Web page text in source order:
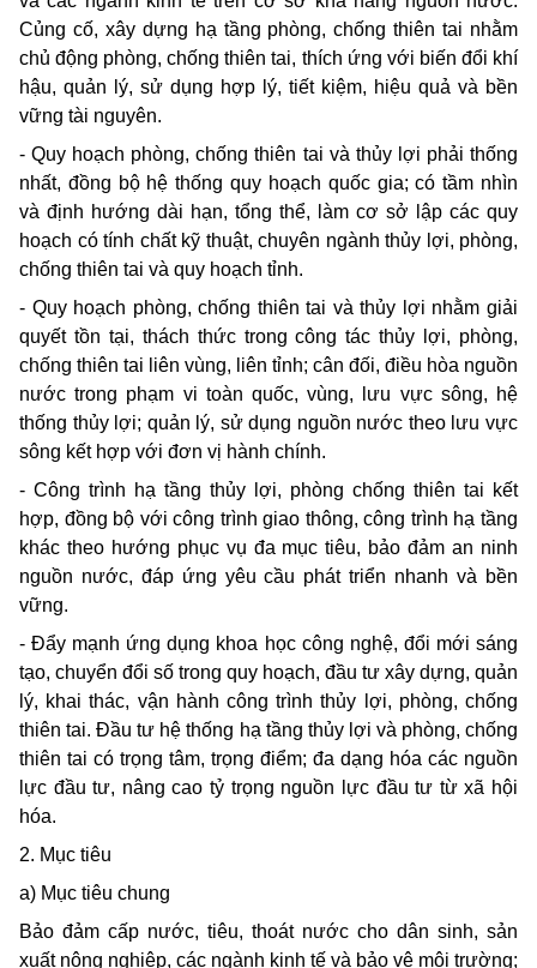
Củng cố, xây dựng hạ tầng phòng, chống thiên tai nhằm
chủ động phòng, chống thiên tai, thích ứng với biến đổi khí
hậu, quản lý, sử dụng hợp lý, tiết kiệm, hiệu quả và bền
vững tài nguyên.
- Quy hoạch phòng, chống thiên tai và thủy lợi phải thống
nhất, đồng bộ hệ thống quy hoạch quốc gia; có tầm nhìn
và định hướng dài hạn, tổng thể, làm cơ sở lập các quy
hoạch có tính chất kỹ thuật, chuyên ngành thủy lợi, phòng,
chống thiên tai và quy hoạch tỉnh.
- Quy hoạch phòng, chống thiên tai và thủy lợi nhằm giải
quyết tồn tại, thách thức trong công tác thủy lợi, phòng,
chống thiên tai liên vùng, liên tỉnh; cân đối, điều hòa nguồn
nước trong phạm vi toàn quốc, vùng, lưu vực sông, hệ
thống thủy lợi; quản lý, sử dụng nguồn nước theo lưu vực
sông kết hợp với đơn vị hành chính.
- Công trình hạ tầng thủy lợi, phòng chống thiên tai kết
hợp, đồng bộ với công trình giao thông, công trình hạ tầng
khác theo hướng phục vụ đa mục tiêu, bảo đảm an ninh
nguồn nước, đáp ứng yêu cầu phát triển nhanh và bền
vững.
- Đẩy mạnh ứng dụng khoa học công nghệ, đổi mới sáng
tạo, chuyển đổi số trong quy hoạch, đầu tư xây dựng, quản
lý, khai thác, vận hành công trình thủy lợi, phòng, chống
thiên tai. Đầu tư hệ thống hạ tầng thủy lợi và phòng, chống
thiên tai có trọng tâm, trọng điểm; đa dạng hóa các nguồn
lực đầu tư, nâng cao tỷ trọng nguồn lực đầu tư từ xã hội
hóa.
2. Mục tiêu
a) Mục tiêu chung
Bảo đảm cấp nước, tiêu, thoát nước cho dân sinh, sản
xuất nông nghiệp, các ngành kinh tế và bảo vệ môi trường;